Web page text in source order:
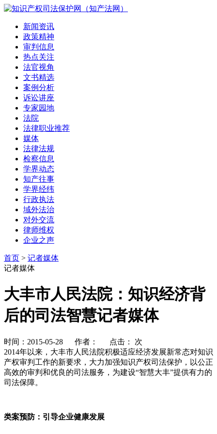
新闻资讯
政策精神
审判信息
热点关注
法官视角
文书精选
案例分析
诉讼讲座
专家园地
法院
法律职业推荐
媒体
法律法规
检察信息
学界动态
知产往事
学界经纬
行政执法
域外法治
对外交流
律师维权
企业之声
首页 > 记者媒体
记者媒体
大丰市人民法院：知识经济背
后的司法智慧记者媒体
时间：2015-05-28 作者： 点击：
次
2014年以来，大丰市人民法院积极适应经济发展新常态对知识
产权审判工作的新要求，大力加强知识产权司法保护，以公正
高效的审判和优良的司法服务，为建设“智慧大丰”提供有力的
司法保障。
类案预防：引导企业健康发展